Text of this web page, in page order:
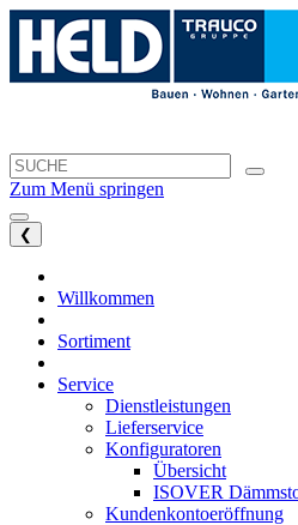
Zum Menü springen
❮
Willkommen
Sortiment
Service
Dienstleistungen
Lieferservice
Konfiguratoren
Übersicht
ISOVER
Kundenkontoeröffnung